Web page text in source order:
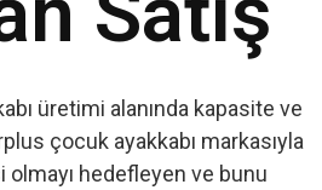
üretimi alanında kapasite ve
çocuk ayakkabı markasıyla
olmayı hedefleyen ve bunu